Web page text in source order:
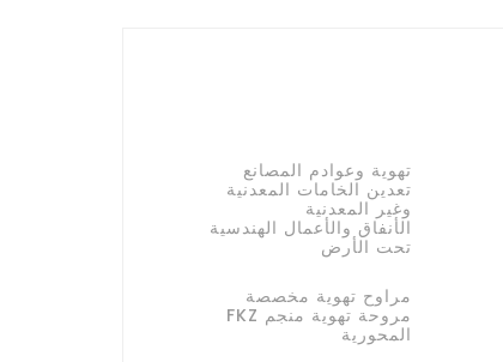
تهوية وعوادم المصانع
تعدين الخامات المعدنية
وغير المعدنية
الأنفاق والأعمال الهندسية
تحت الأرض
مراوح تهوية مخصصة
مروحة تهوية منجم FKZ
المحورية